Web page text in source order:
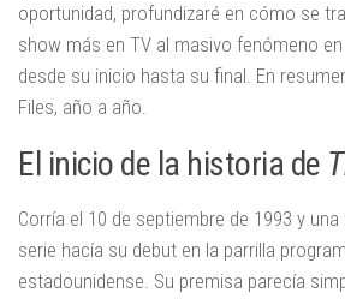
oportunidad, profundizaré en cómo se
show más en TV al masivo fenómeno
desde su inicio hasta su final. En
Files, año a año.
El inicio de la historia de
Corría el 10 de septiembre de 1993 y
serie hacía su debut en la parrilla
estadounidense. Su premisa parecía